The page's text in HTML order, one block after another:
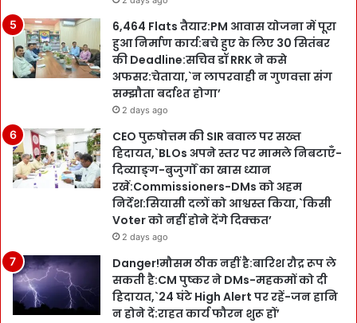
6,464 Flats तैयार:PM आवास योजना में पूरा
हुआ निर्माण कार्य:बचे हुए के लिए 30 सितंबर
की Deadline:सचिव डॉ RRK ने कसे
अफसर:चेताया,`न लापरवाही न गुणवत्ता संग
सम्झौता बर्दाश्त होगा’
2 days ago
CEO पुरुषोत्तम की SIR बवाल पर सख्त
हिदायत,`BLOs अपने स्तर पर मामले निबटाएँ-
दिव्याङ्ग-बुजुर्गों का खास ध्यान
रखें:Commissioners-DMs को अहम
निर्देश:सियासी दलों को आश्वस्त किया,`किसी
Voter को नहीं होने देंगे दिक्कत’
2 days ago
Danger!मौसम ठीक नहीं है:बारिश रौद्र रूप ले
सकती है:CM पुष्कर ने DMs-महकमों को दी
हिदायत,`24 घंटे High Alert पर रहें-जन हानि
न होने दें:राहत कार्य फौरन शुरू हों’